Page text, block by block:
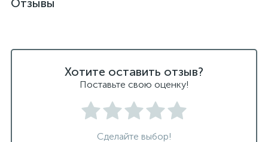
Отзывы
Хотите оставить отзыв?
Поставьте свою оценку!
Сделайте выбор!